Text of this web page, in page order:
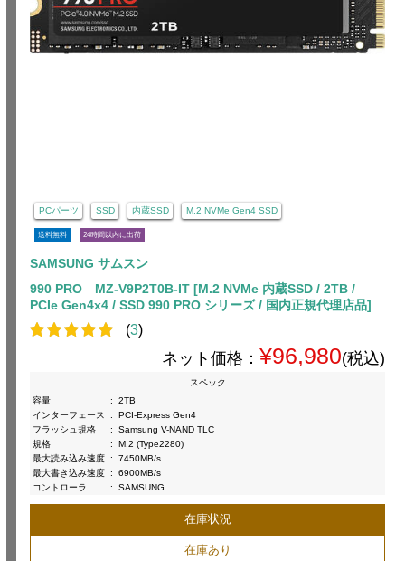
PCパーツ SSD 内蔵SSD M.2 NVMe Gen4 SSD
送料無料 24時間以内に出荷
SAMSUNG サムスン
990 PRO MZ-V9P2T0B-IT [M.2 NVMe 内蔵SSD / 2TB /
PCIe Gen4x4 / SSD 990 PRO シリーズ / 国内正規代理店品]
(3)
ネット価格： ¥96,980(税込)
スペック
容量
:
2TB
インターフェース
:
PCI-Express Gen4
フラッシュ規格
:
Samsung V-NAND TLC
規格
:
M.2 (Type2280)
最大読み込み速度 :
7450MB/s
最大書き込み速度 :
6900MB/s
コントローラ
: SAMSUNG
在庫状況
在庫あり